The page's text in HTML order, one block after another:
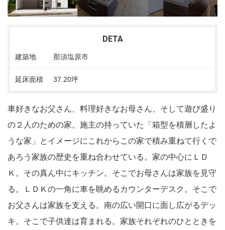
DETA
建築地 那須塩原市
延床面積 37.20坪
車好きなお父さん、料理好きなお母さん、そして遊び盛り
の２人のための家。施主の持っていた「箱型を積層したよ
うな家」とイメージにこれからこの家で積み重ねて行くで
あろう家族の歴史を重ね合わせている。家の中心にＬＤ
Ｋ。その真ん中にキッチン。そこでお母さんは家族を見守
る。ＬＤＫの一角に車を眺めるカウンターデスク。そこで
お父さんは家族を支える。南の広い開口に面し広がるデッ
キ。そこで子供達は育まれる。家族それぞれのひとときを